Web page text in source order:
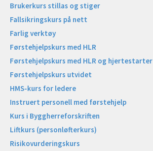
Brukerkurs stillas og stiger
Fallsikringskurs på nett
Farlig verktøy
Førstehjelpskurs med HLR
Førstehjelpskurs med HLR og hjertestarter
Førstehjelpskurs utvidet
HMS-kurs for ledere
Instruert personell med førstehjelp
Kurs i Byggherreforskriften
Liftkurs (personløfterkurs)
Risikovurderingskurs